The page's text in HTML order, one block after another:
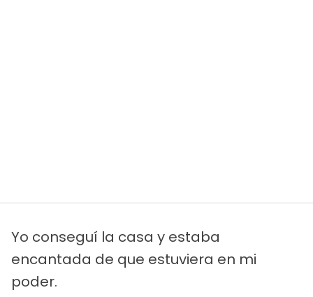
Yo conseguí la casa y estaba
encantada de que estuviera en mi
poder.